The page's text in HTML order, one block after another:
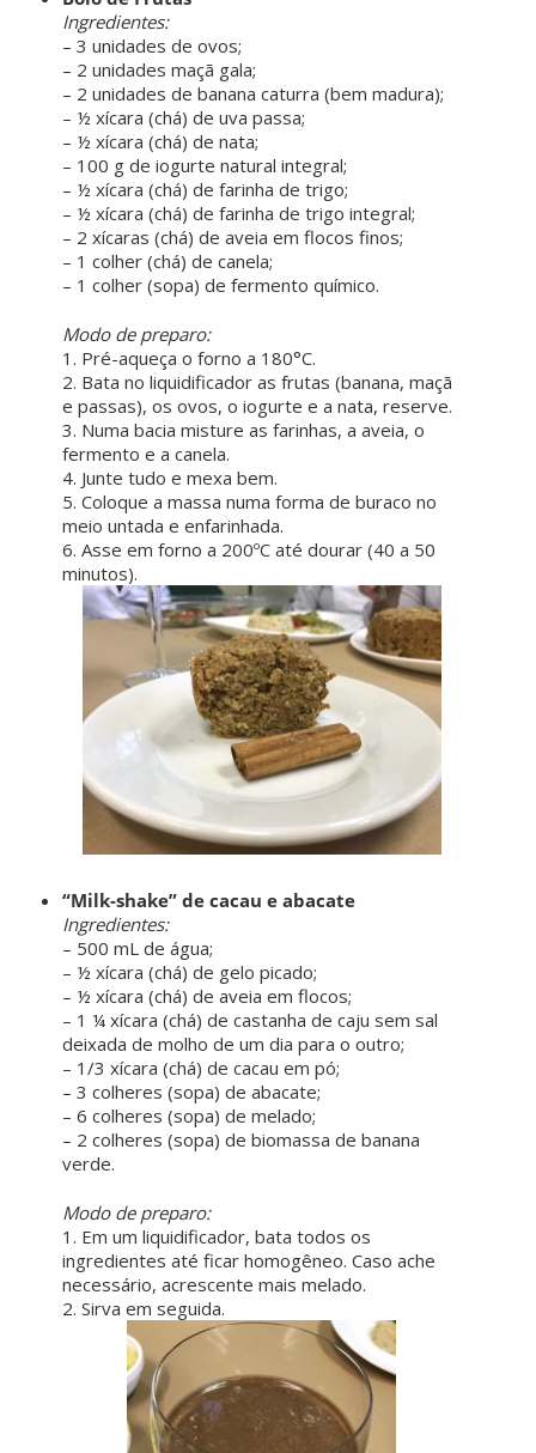
Ingredientes:
– 3 unidades de ovos;
– 2 unidades maçã gala;
– 2 unidades de banana caturra (bem madura);
– ½ xícara (chá) de uva passa;
– ½ xícara (chá) de nata;
– 100 g de iogurte natural integral;
– ½ xícara (chá) de farinha de trigo;
– ½ xícara (chá) de farinha de trigo integral;
– 2 xícaras (chá) de aveia em flocos finos;
– 1 colher (chá) de canela;
– 1 colher (sopa) de fermento químico.
Modo de preparo:
1. Pré-aqueça o forno a 180°C.
2. Bata no liquidificador as frutas (banana, maçã
e passas), os ovos, o iogurte e a nata, reserve.
3. Numa bacia misture as farinhas, a aveia, o
fermento e a canela.
4. Junte tudo e mexa bem.
5. Coloque a massa numa forma de buraco no
meio untada e enfarinhada.
6. Asse em forno a 200ºC até dourar (40 a 50
minutos).
“Milk-shake” de cacau e abacate
Ingredientes:
– 500 mL de água;
– ½ xícara (chá) de gelo picado;
– ½ xícara (chá) de aveia em flocos;
– 1 ¼ xícara (chá) de castanha de caju sem sal
deixada de molho de um dia para o outro;
– 1/3 xícara (chá) de cacau em pó;
– 3 colheres (sopa) de abacate;
– 6 colheres (sopa) de melado;
– 2 colheres (sopa) de biomassa de banana
verde.
Modo de preparo:
1. Em um liquidificador, bata todos os
ingredientes até ficar homogêneo. Caso ache
necessário, acrescente mais melado.
2. Sirva em seguida.